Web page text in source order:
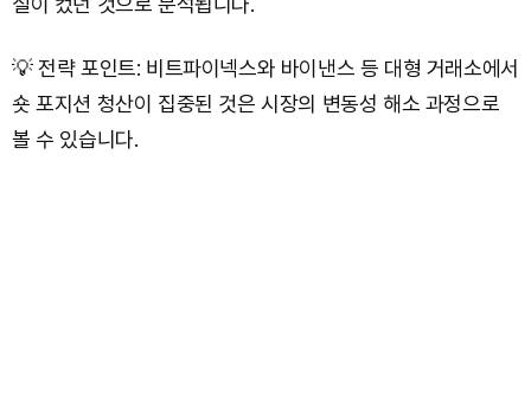
💡 전략 포인트: 비트파이넥스와 바이낸스 등 대형 거래소에서
숏 포지션 청산이 집중된 것은 시장의 변동성 해소 과정으로
볼 수 있습니다.